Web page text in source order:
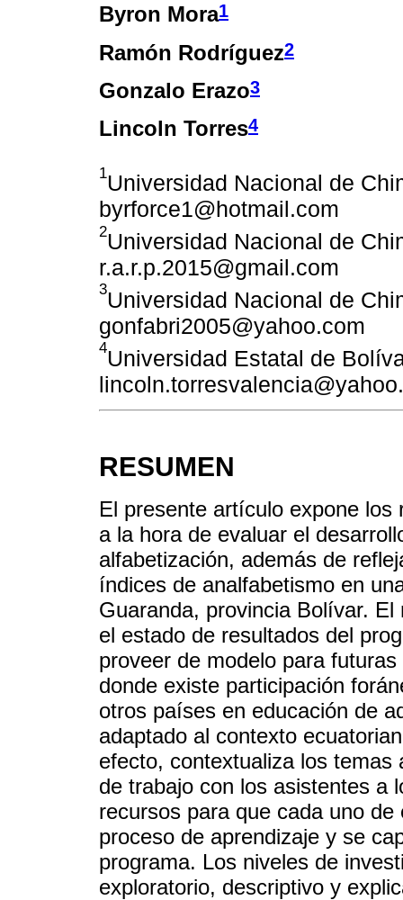
Byron Mora1
Ramón Rodríguez2
Gonzalo Erazo3
Lincoln Torres4
1Universidad Nacional de
byrforce1@hotmail.com
2Universidad Nacional de
r.a.r.p.2015@gmail.com
3Universidad Nacional de
gonfabri2005@yahoo.com
4Universidad Estatal de
RESUMEN
El presente artículo expone
a la hora de evaluar el
alfabetización, además de
índices de analfabetismo en
Guaranda, provincia Bolívar.
el estado de resultados del
proveer de modelo para
donde existe participación
otros países en educación de
adaptado al contexto
efecto, contextualiza los
de trabajo con los asistentes a
recursos para que cada uno
proceso de aprendizaje y se
programa. Los niveles de
exploratorio, descriptivo y